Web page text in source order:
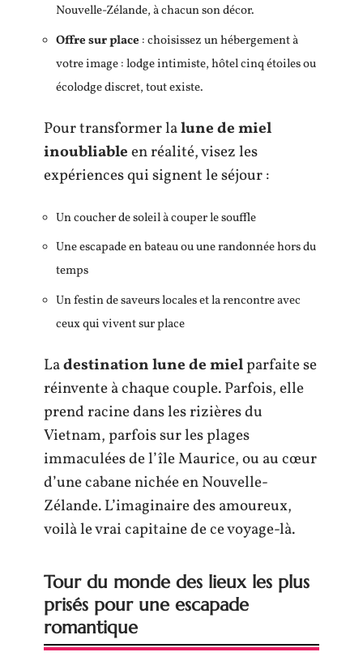
Nouvelle-Zélande, à chacun son décor.
Offre sur place : choisissez un hébergement à
votre image : lodge intimiste, hôtel cinq étoiles ou
écolodge discret, tout existe.
Pour transformer lalune de miel
inoubliableen réalité, visez les
expériences qui signent le séjour :
Un coucher de soleil à couper le souffle
Une escapade en bateau ou une randonnée hors du
temps
Un festin de saveurs locales et la rencontre avec
ceux qui vivent sur place
Ladestination lune de mielparfaite se
réinvente à chaque couple. Parfois, elle
prend racine dans les rizières du
Vietnam, parfois sur les plages
immaculées de l’île Maurice, ou au cœur
d’une cabane nichée en Nouvelle-
Zélande. L’imaginaire des amoureux,
voilà le vrai capitaine de ce voyage-là.
Tour du monde des lieux les plus
prisés pour une escapade
romantique